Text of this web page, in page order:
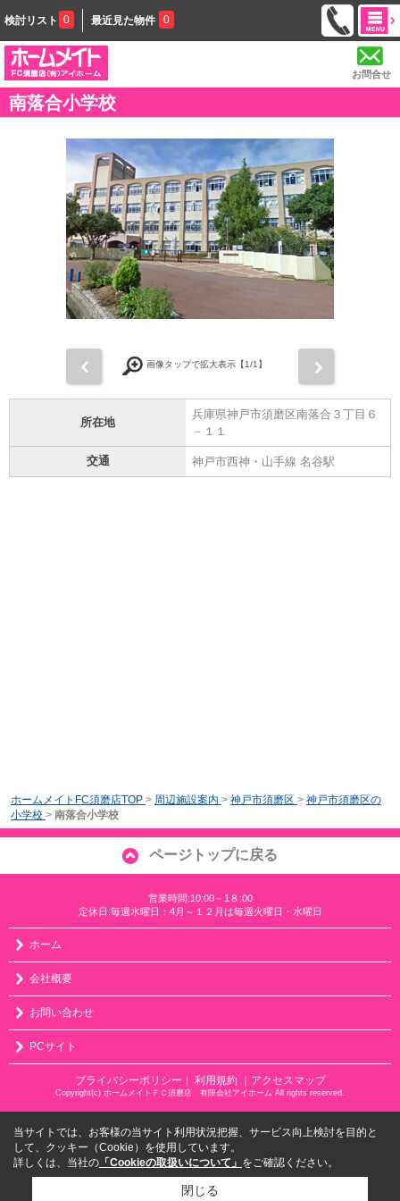
検討リスト 0 最近見た物件 0
お問合せ
南落合小学校
画像タップで拡大表示【1/1】
所在地
兵庫県神戸市須磨区南落合３丁目６
－１１
交通 神戸市西神・山手線 名谷駅
ホームメイトFC須磨店TOP > 周辺施設案内 > 神戸市須磨区 > 神戸市須磨区の
小学校 > 南落合小学校
ページトップに戻る
営業時間:10:00－1８:00
定休日:毎週水曜日：4月～１２月は毎週火曜日・水曜日
ホーム
会社概要
お問い合わせ
PCサイト
プライバシーポリシー ｜ 利用規約 ｜アクセスマップ
Copyright(c) ホームメイトＦＣ須磨店 有限会社アイホーム All rights reserved.
当サイトでは、お客様の当サイト利用状況把握、サービス向上検討を目的と
して、クッキー（Cookie）を使用しています。
詳しくは、当社の 「Cookieの取扱いについて」 をご確認ください。
閉じる